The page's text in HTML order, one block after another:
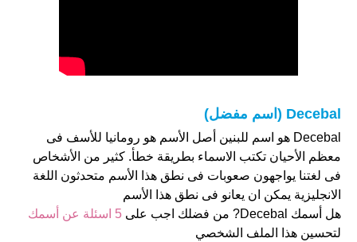
Decebal (اسم مفضل)
Decebal هو اسم للبنين أصل الأسم هو رومانيا للأسف فى
معظم الأحيان تكتب الاسماء بطريقة خطأ. كثير من الأشخاص
فى لغتنا يواجهون صعوبات فى نطق هذا الأسم متحدثون اللغة
الانجليزية يمكن ان يعانو فى نطق هذا الأسم
هل أسمك Decebal? من فضلك اجب على
5 اسئلة عن أسمك
لتحسين هذا الملف الشخصي